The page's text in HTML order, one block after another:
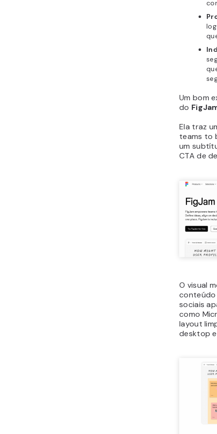
Um bom
do
Ela traz
teams to
um
CTA de
O visual
conteúdo
sociais
como
layout
desktop